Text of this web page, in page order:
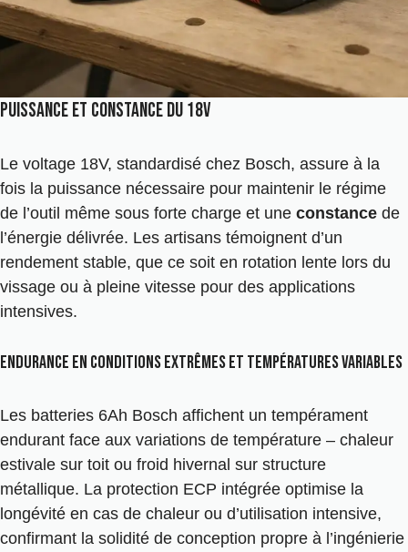
Puissance et constance du 18v
Le voltage 18V, standardisé chez Bosch, assure à la
fois la puissance nécessaire pour maintenir le régime
de l’outil même sous forte charge et une constance de
l’énergie délivrée. Les artisans témoignent d’un
rendement stable, que ce soit en rotation lente lors du
vissage ou à pleine vitesse pour des applications
intensives.
Endurance en conditions extrêmes et températures variables
Les batteries 6Ah Bosch affichent un tempérament
endurant face aux variations de température – chaleur
estivale sur toit ou froid hivernal sur structure
métallique. La protection ECP intégrée optimise la
longévité en cas de chaleur ou d’utilisation intensive,
confirmant la solidité de conception propre à l’ingénierie